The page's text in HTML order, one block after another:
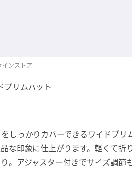
インストア
ブリムハット
しっかりカバーできるワイドブ
な印象に仕上がります。軽くて
。アジャスター付きでサイズ調節も